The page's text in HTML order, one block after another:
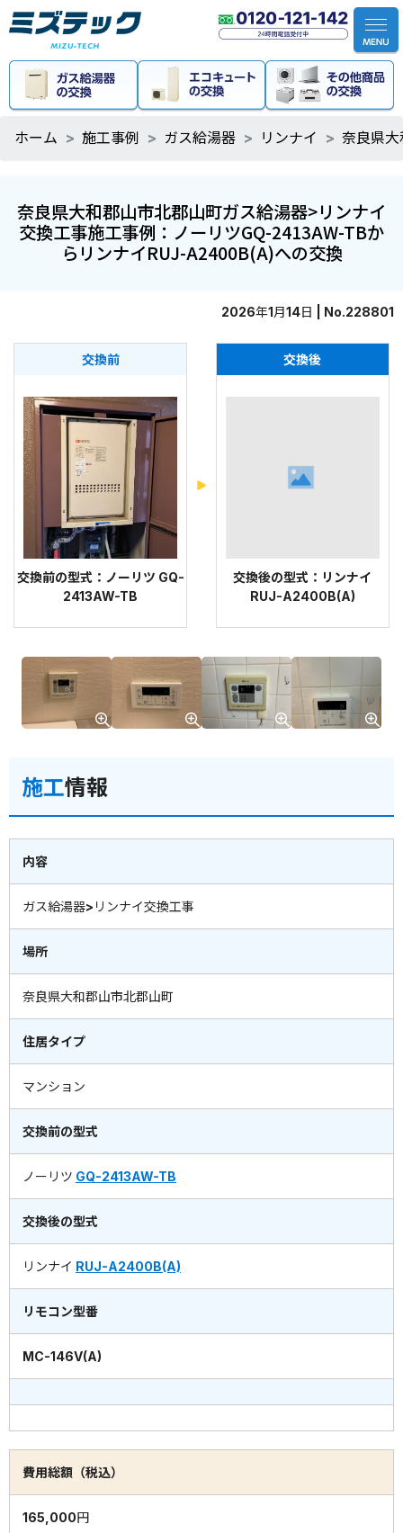
ホーム 施工事例 ガス給湯器 リンナイ 奈良県
奈良県大和郡山市北郡山町ガス給湯器>リンナイ
交換工事施工事例：ノーリツGQ-2413AW-TBか
らリンナイRUJ-A2400B(A)への交換
2026年1月14日 | No.228801
交換前
交換前の型式：ノーリツ GQ-
2413AW-TB
交換後
交換後の型式：リンナイ
RUJ-A2400B(A)
施工情報
内容
ガス給湯器>リンナイ交換工事
場所
奈良県大和郡山市北郡山町
住居タイプ
マンション
交換前の型式
ノーリツ GQ-2413AW-TB
交換後の型式
リンナイ RUJ-A2400B(A)
リモコン型番
MC-146V(A)
費用総額（税込）
165,000円